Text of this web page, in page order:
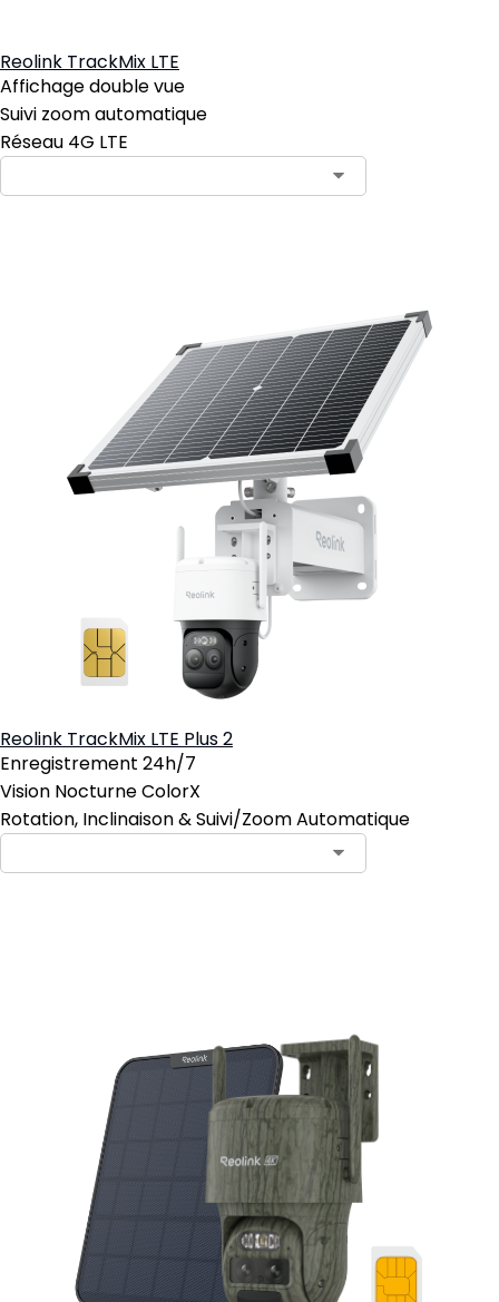
Reolink TrackMix LTE
Affichage double vue
Suivi zoom automatique
Réseau 4G LTE
Reolink TrackMix LTE Plus 2
Enregistrement 24h/7
Vision Nocturne ColorX
Rotation, Inclinaison & Suivi/Zoom Automatique